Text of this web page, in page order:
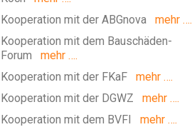
Kooperation mit der ABGnovamehr ….
Kooperation mit dem Bauschäden-
Forum mehr ….
Kooperation mit der FKaFmehr ….
Kooperation mit der DGWZ mehr ….
Kooperation mit dem BVFI mehr ….